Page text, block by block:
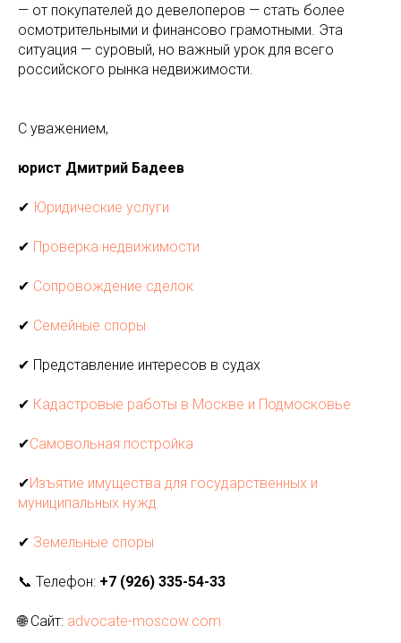
— от покупателей до девелоперов — стать более
осмотрительными и финансово грамотными. Эта
ситуация — суровый, но важный урок для всего
российского рынка недвижимости.
С уважением,
юрист Дмитрий Бадеев
✔ Юридические услуги
✔ Проверка недвижимости
✔ Сопровождение сделок
✔ Семейные споры
✔ Представление интересов в судах
✔ Кадастровые работы в Москве и Подмосковье
✔Самовольная постройка
✔Изъятие имущества для государственных и
муниципальных нужд
✔ Земельные споры
📞 Телефон: +7 (926) 335-54-33
🌐 Сайт: advocate-moscow.com